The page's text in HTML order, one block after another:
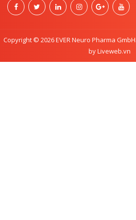
Copyright © 2026 EVER Neuro Pharma
by Liveweb.vn